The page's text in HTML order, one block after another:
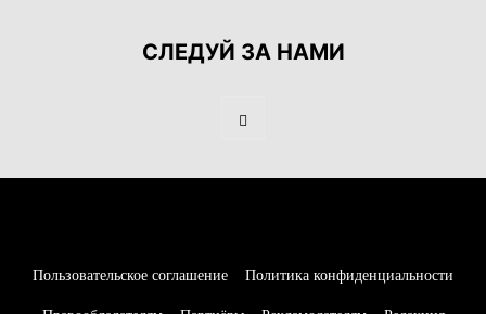
СЛЕДУЙ ЗА НАМИ
Пользовательское соглашение Политика конфиденциальности